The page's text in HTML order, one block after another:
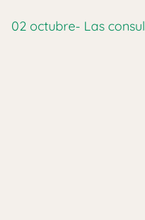
02 octubre- Las